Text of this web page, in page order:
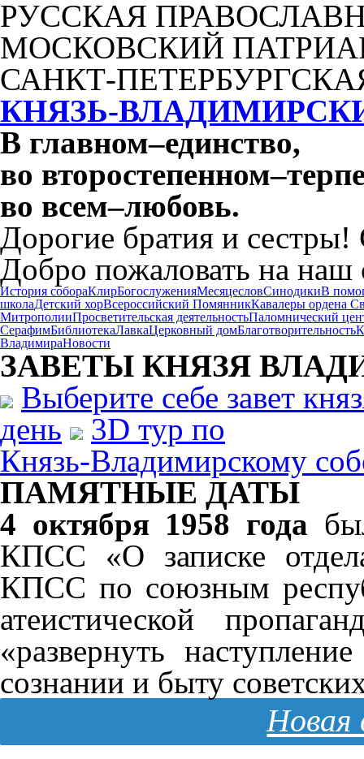
РУССКАЯ
МОСКОВСКИЙ
САНКТ-
КНЯЗЬ-
В главном–единство,
во второстепенном–
во всем–любовь.
Дорогие братия и
Добро пожаловать на наш
История собораКлирБогослуженияМесяцесловСинодикиВ
школаДетский хорВсероссийский ПомянникКавалеры ордена
МитрополииПросветительская деятельностьПаломнический
СерафимБиблиотекаЛавкаЦерковный домБлаготворительность
ВладимираНовости
ЗАВЕТЫ КНЯЗЯ
Выберите себе завет
день
3D тур по
Князь-Владимирскому
ПАМЯТНЫЕ ДАТЫ
4 октября 1958 года
КПСС «О записке
КПСС по союзным
атеистической
«развернуть
сознании и быту
Новая